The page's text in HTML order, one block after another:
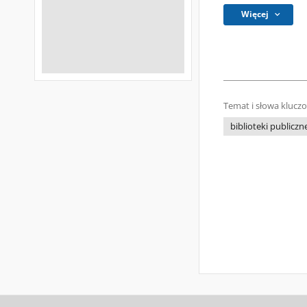
Więcej
Temat i słowa
biblioteki